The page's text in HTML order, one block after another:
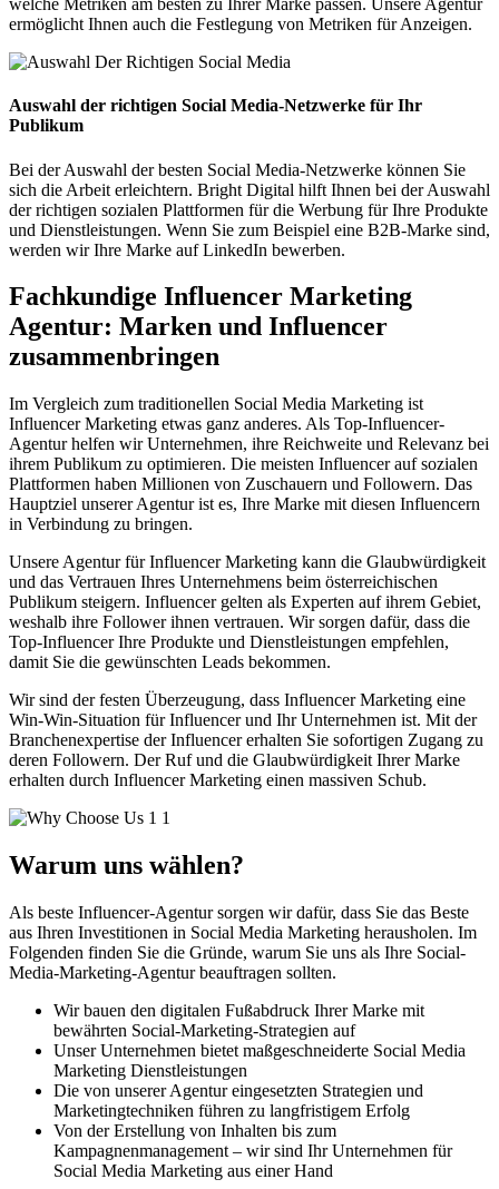
welche Metriken am besten zu Ihrer Marke passen. Unsere Agentur
ermöglicht Ihnen auch die Festlegung von Metriken für Anzeigen.
Auswahl der richtigen Social Media-Netzwerke für Ihr
Publikum
Bei der Auswahl der besten Social Media-Netzwerke können Sie
sich die Arbeit erleichtern. Bright Digital hilft Ihnen bei der Auswahl
der richtigen sozialen Plattformen für die Werbung für Ihre Produkte
und Dienstleistungen. Wenn Sie zum Beispiel eine B2B-Marke sind,
werden wir Ihre Marke auf LinkedIn bewerben.
Fachkundige Influencer Marketing
Agentur: Marken und Influencer
zusammenbringen
Im Vergleich zum traditionellen Social Media Marketing ist
Influencer Marketing etwas ganz anderes. Als Top-Influencer-
Agentur helfen wir Unternehmen, ihre Reichweite und Relevanz bei
ihrem Publikum zu optimieren. Die meisten Influencer auf sozialen
Plattformen haben Millionen von Zuschauern und Followern. Das
Hauptziel unserer Agentur ist es, Ihre Marke mit diesen Influencern
in Verbindung zu bringen.
Unsere Agentur für Influencer Marketing kann die Glaubwürdigkeit
und das Vertrauen Ihres Unternehmens beim österreichischen
Publikum steigern. Influencer gelten als Experten auf ihrem Gebiet,
weshalb ihre Follower ihnen vertrauen. Wir sorgen dafür, dass die
Top-Influencer Ihre Produkte und Dienstleistungen empfehlen,
damit Sie die gewünschten Leads bekommen.
Wir sind der festen Überzeugung, dass Influencer Marketing eine
Win-Win-Situation für Influencer und Ihr Unternehmen ist. Mit der
Branchenexpertise der Influencer erhalten Sie sofortigen Zugang zu
deren Followern. Der Ruf und die Glaubwürdigkeit Ihrer Marke
erhalten durch Influencer Marketing einen massiven Schub.
Warum uns wählen?
Als beste Influencer-Agentur sorgen wir dafür, dass Sie das Beste
aus Ihren Investitionen in Social Media Marketing herausholen. Im
Folgenden finden Sie die Gründe, warum Sie uns als Ihre Social-
Media-Marketing-Agentur beauftragen sollten.
Wir bauen den digitalen Fußabdruck Ihrer Marke mit
bewährten Social-Marketing-Strategien auf
Unser Unternehmen bietet maßgeschneiderte Social Media
Marketing Dienstleistungen
Die von unserer Agentur eingesetzten Strategien und
Marketingtechniken führen zu langfristigem Erfolg
Von der Erstellung von Inhalten bis zum
Kampagnenmanagement – wir sind Ihr Unternehmen für
Social Media Marketing aus einer Hand